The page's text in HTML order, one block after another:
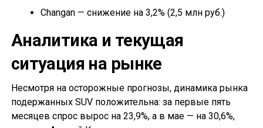
Changan — снижение на 3,2% (2,5 млн руб.)
Аналитика и текущая
ситуация на рынке
Несмотря на осторожные прогнозы, динамика рынка
подержанных SUV положительна: за первые пять
месяцев спрос вырос на 23,9%, а в мае — на 30,6%,